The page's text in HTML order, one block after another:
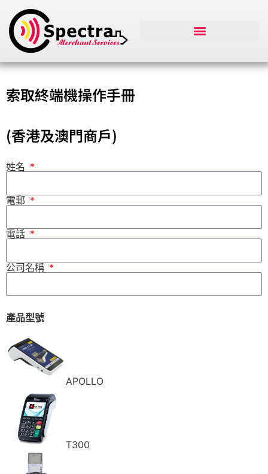
索取終端機操作手冊
(香港及澳門商戶)
姓名
電郵
電話
公司名稱
產品型號
APOLLO
T300